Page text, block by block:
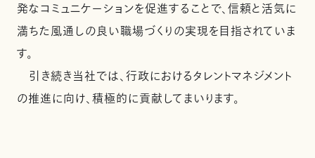
発なコミュニケーションを促進することで、信頼と活気に
満ちた風通しの良い職場づくりの実現を目指されていま
す。
引き続き当社では、行政におけるタレントマネジメント
の推進に向け、積極的に貢献してまいります。